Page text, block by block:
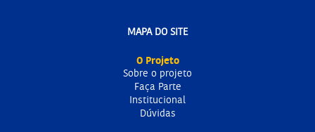
MAPA DO SITE
O Projeto
Sobre o projeto
Faça Parte
Institucional
Dúvidas